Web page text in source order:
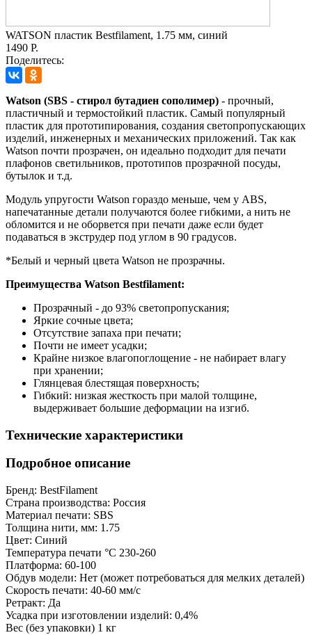
WATSON пластик Bestfilament, 1.75 мм, синий
1490 Р.
Поделитесь:
Watson (SBS - стирол бутадиен сополимер) - прочный,
пластичный и термостойкий пластик. Самый популярный
пластик для прототипирования, создания светопропускающих
изделий, инженерных и механических приложений. Так как
Watson почти прозрачен, он идеально подходит для печати
плафонов светильников, прототипов прозрачной посуды,
бутылок и т.д.
Модуль упругости Watson гораздо меньше, чем у ABS,
напечатанные детали получаются более гибкими, а нить не
обломится и не оборвется при печати даже если будет
подаваться в экструдер под углом в 90 градусов.
*Белый и черный цвета Watson не прозрачны.
Преимущества Watson Bestfilament:
Прозрачный - до 93% светопропускания;
Яркие сочные цвета;
Отсутствие запаха при печати;
Почти не имеет усадки;
Крайне низкое влагопоглощение - не набирает влагу
при хранении;
Глянцевая блестящая поверхность;
Гибкий: низкая жесткость при малой толщине,
выдерживает большие деформации на изгиб.
Технические характеристики
Подробное описание
Бренд: BestFilament
Страна производства: Россия
Материал печати: SBS
Толщина нити, мм: 1.75
Цвет: Синий
Температура печати °C 230-260
Платформа: 60-100
Обдув модели: Нет (может потребоваться для мелких деталей)
Скорость печати: 40-60 мм/с
Ретракт: Да
Усадка при изготовлении изделий: 0,4%
Вес (без упаковки) 1 кг